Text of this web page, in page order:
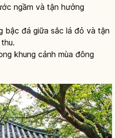
ngầm và tận hưởng
bậc đá giữa sắc lá đỏ và tận
khung cảnh mùa đông